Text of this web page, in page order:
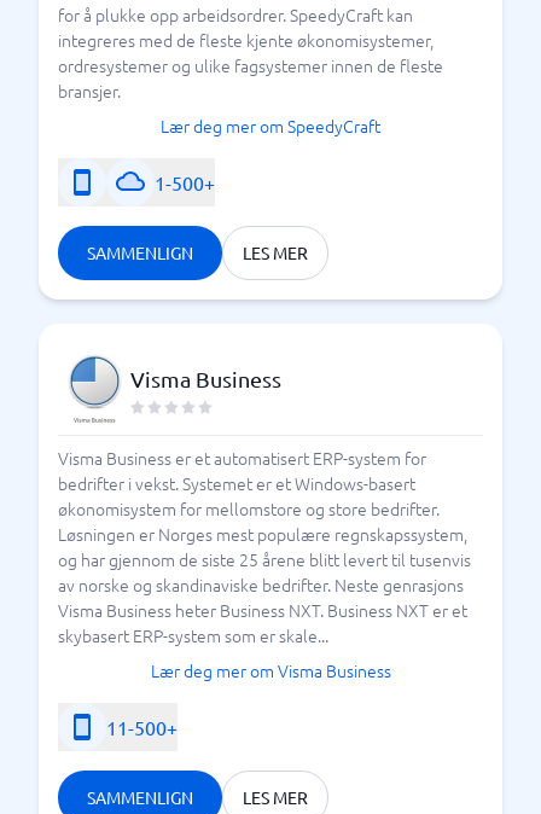
for å plukke opp arbeidsordrer. SpeedyCraft kan
integreres med de fleste kjente økonomisystemer,
ordresystemer og ulike fagsystemer innen de fleste
bransjer.
Lær deg mer om SpeedyCraft
1-500+
SAMMENLIGN LES MER
Visma Business
Visma Business er et automatisert ERP-system for
bedrifter i vekst. Systemet er et Windows-basert
økonomisystem for mellomstore og store bedrifter.
Løsningen er Norges mest populære regnskapssystem,
og har gjennom de siste 25 årene blitt levert til tusenvis
av norske og skandinaviske bedrifter. Neste genrasjons
Visma Business heter Business NXT. Business NXT er et
skybasert ERP-system som er skale...
Lær deg mer om Visma Business
11-500+
SAMMENLIGN LES MER